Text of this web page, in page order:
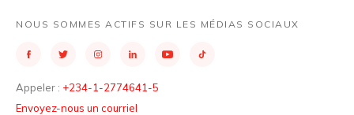
NOUS SOMMES ACTIFS SUR LES MÉDIAS SOCIAUX
Appeler : +234-1-2774641-5
Envoyez-nous un courriel